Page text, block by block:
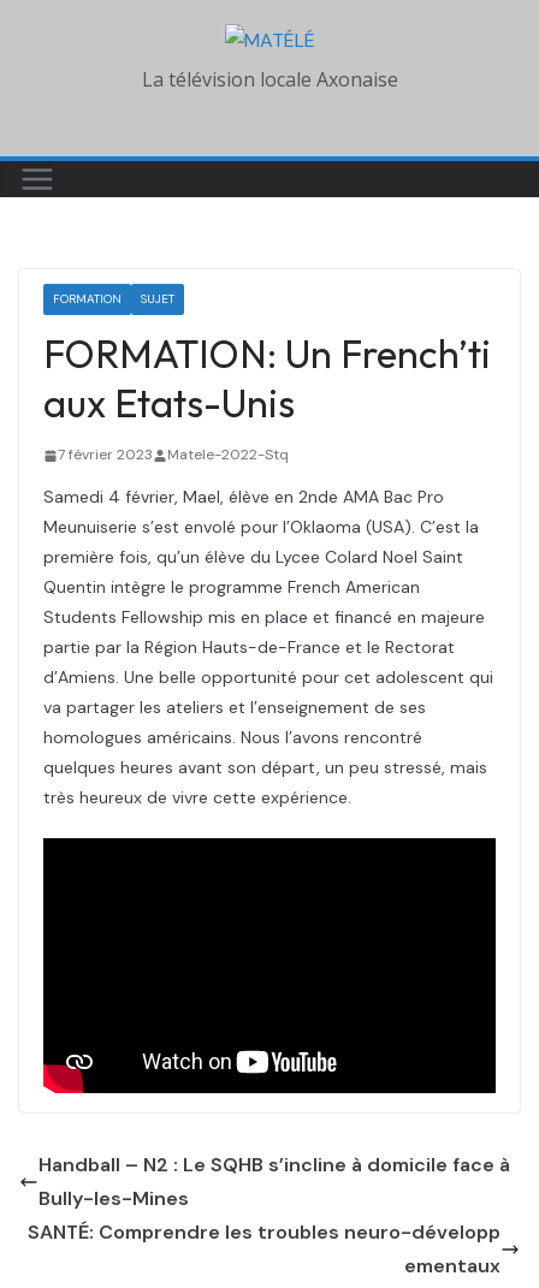
La télévision locale Axonaise
FORMATION SUJET
FORMATION: Un French’ti
aux Etats-Unis
7 février 2023 Matele-2022-Stq
Samedi 4 février, Mael, élève en 2nde AMA Bac Pro
Meunuiserie s’est envolé pour l’Oklaoma (USA). C’est la
première fois, qu’un élève du Lycee Colard Noel Saint
Quentin intègre le programme French American
Students Fellowship mis en place et financé en majeure
partie par la Région Hauts-de-France et le Rectorat
d’Amiens. Une belle opportunité pour cet adolescent qui
va partager les ateliers et l’enseignement de ses
homologues américains. Nous l’avons rencontré
quelques heures avant son départ, un peu stressé, mais
très heureux de vivre cette expérience.
Handball – N2 : Le SQHB s’incline à domicile face à
Bully-les-Mines
SANTÉ: Comprendre les troubles neuro-développ
ementaux